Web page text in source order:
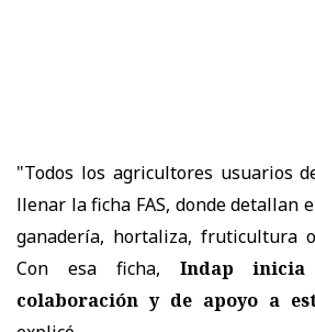
"Todos los agricultores usuarios
llenar la ficha FAS, donde detallan
ganadería, hortaliza, fruticultura
Con esa ficha, Indap
colaboración y de apoyo a